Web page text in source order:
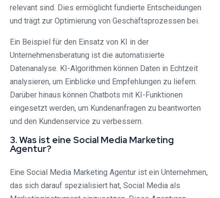
relevant sind. Dies ermöglicht fundierte Entscheidungen
und trägt zur Optimierung von Geschäftsprozessen bei.
Ein Beispiel für den Einsatz von KI in der
Unternehmensberatung ist die automatisierte
Datenanalyse. KI-Algorithmen können Daten in Echtzeit
analysieren, um Einblicke und Empfehlungen zu liefern.
Darüber hinaus können Chatbots mit KI-Funktionen
eingesetzt werden, um Kundenanfragen zu beantworten
und den Kundenservice zu verbessern.
3. Was ist eine Social Media Marketing
Agentur?
Eine Social Media Marketing Agentur ist ein Unternehmen,
das sich darauf spezialisiert hat, Social Media als